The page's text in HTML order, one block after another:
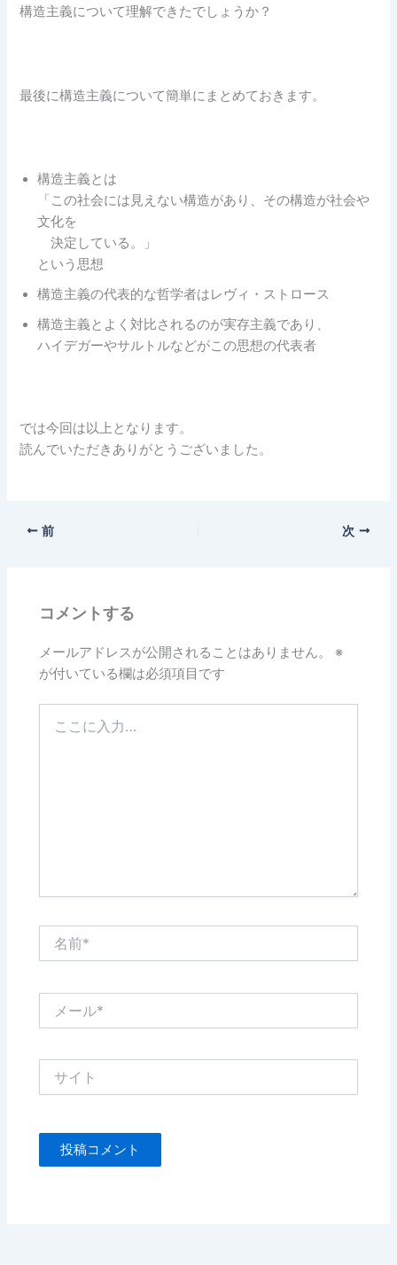
構造主義について理解できたでしょうか？
最後に構造主義について簡単にまとめておきます。
構造主義とは
「この社会には見えない構造があり、その構造が社会や
文化を
決定している。」
という思想
構造主義の代表的な哲学者はレヴィ・ストロース
構造主義とよく対比されるのが実存主義であり、
ハイデガーやサルトルなどがこの思想の代表者
では今回は以上となります。
読んでいただきありがとうございました。
前 次
コメントする
メールアドレスが公開されることはありません。
※
が付いている欄は必須項目です